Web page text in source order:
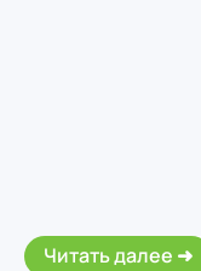
Читать далее